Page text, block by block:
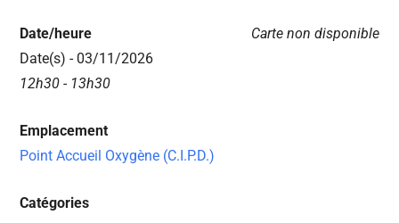
Carte non disponible
Date/heure
Date(s) - 03/11/2026
12h30 - 13h30
Emplacement
Point Accueil Oxygène (C.I.P.D.)
Catégories